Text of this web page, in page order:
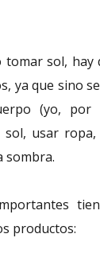
tomar sol, hay
ya que sino
(yo, por
sol, usar
sombra.
productos: